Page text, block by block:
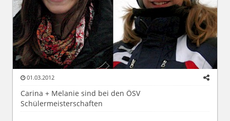
01.03.2012
Carina + Melanie sind bei den ÖSV
Schülermeisterschaften